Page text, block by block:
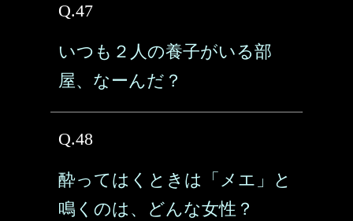
Q.47
いつも２人の養子がいる部
屋、なーんだ？
Q.48
酔ってはくときは「メエ」と
鳴くのは、どんな女性？